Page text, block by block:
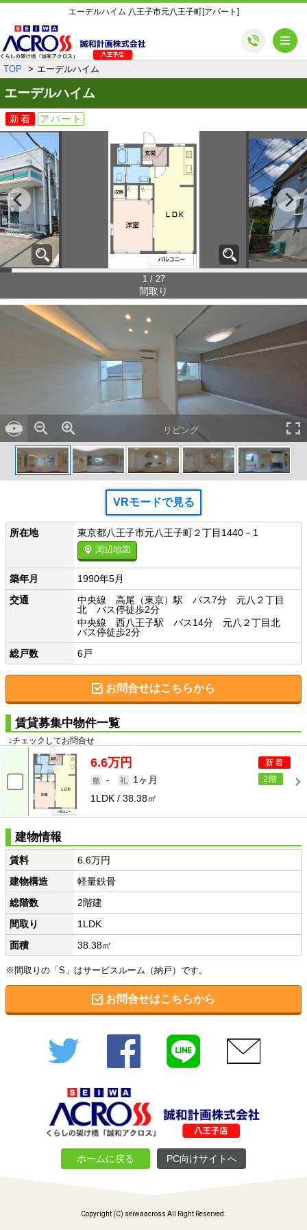
エーデルハイム 八王子市元八王子町[アパート]
TOP エーデルハイム
エーデルハイム
新着 アパート
1 / 27
間取り
リビング
VRモードで見る
所在地 東京都八王子市元八王子町２丁目1440－1
周辺地図
築年月
1990年5月
交通
中央線 高尾（東京）駅 バス7分 元八２丁目
北 バス停徒歩2分
中央線 西八王子駅 バス14分 元八２丁目北
バス停徒歩2分
総戸数
6戸
お問合せはこちらから
賃貸募集中物件一覧
↓チェックしてお問合せ
新着
2階
6.6万円
-
1ヶ月
1LDK
38.38㎡
建物情報
賃料
6.6万円
建物構造
軽量鉄骨
総階数
2階建
間取り
1LDK
面積
38.38㎡
※間取りの「S」はサービスルーム（納戸）です。
お問合せはこちらから
Twitter Facebook
ホームに戻る PC向けサイトへ
Copyright (C) seiwaacross All Right Reserved.